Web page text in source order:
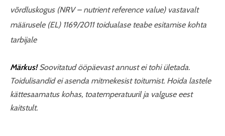
võrdluskogus (NRV–nutrient reference value) vastavalt
määrusele (EL) 1169/2011 toidualase teabe esitamise kohta
tarbijale
Märkus!Soovitatud ööpäevast annust ei tohi ületada.
Toidulisandid ei asenda mitmekesist toitumist. Hoida lastele
kättesaamatus kohas, toatemperatuuril ja valguse eest
kaitstult.